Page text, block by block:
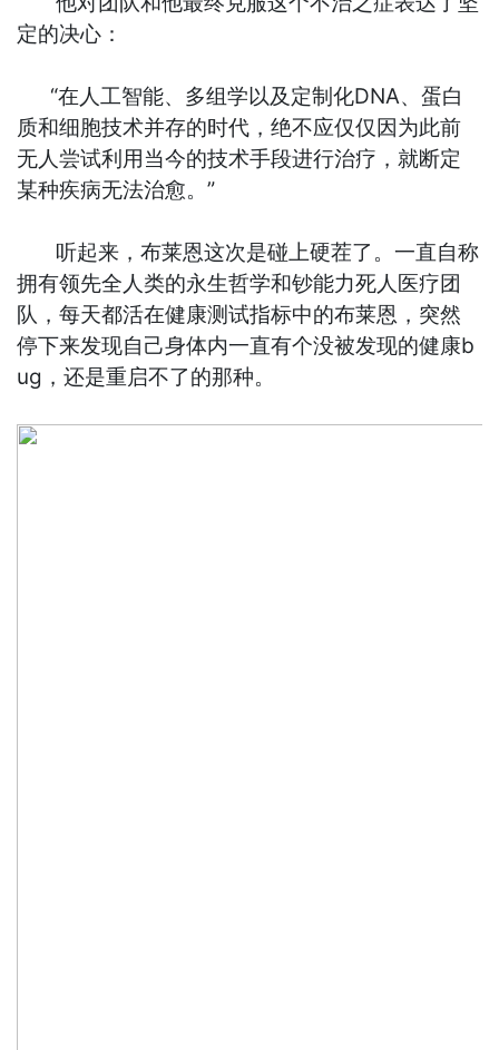
定的决心：
“在人工智能、多组学以及定制化DNA、蛋白
质和细胞技术并存的时代，绝不应仅仅因为此前
无人尝试利用当今的技术手段进行治疗，就断定
某种疾病无法治愈。”
听起来，布莱恩这次是碰上硬茬了。一直自称
拥有领先全人类的永生哲学和钞能力死人医疗团
队，每天都活在健康测试指标中的布莱恩，突然
停下来发现自己身体内一直有个没被发现的健康b
ug，还是重启不了的那种。